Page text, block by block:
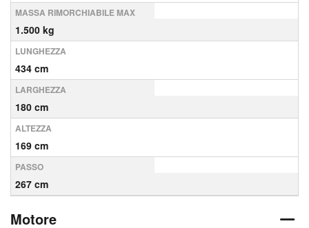
MASSA RIMORCHIABILE MAX
1.500 kg
LUNGHEZZA
434 cm
LARGHEZZA
180 cm
ALTEZZA
169 cm
PASSO
267 cm
Motore